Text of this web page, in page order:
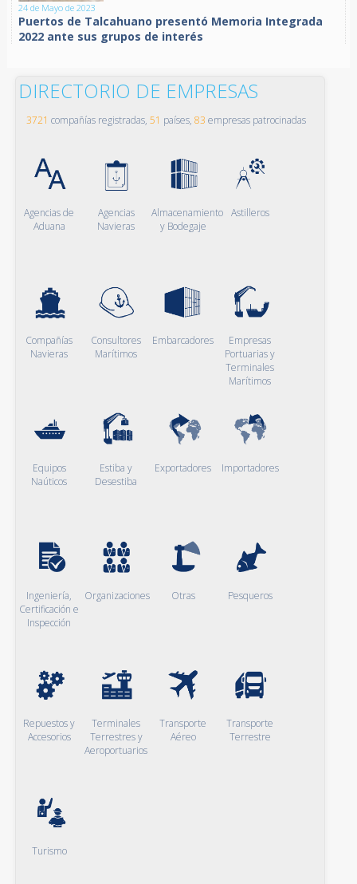
24 de Mayo de 2023
Puertos de Talcahuano presentó Memoria Integrada
2022 ante sus grupos de interés
DIRECTORIO DE EMPRESAS
3721 compañías registradas, 51 países, 83 empresas patrocinadas
Agencias de
Aduana
Agencias
Navieras
Almacenamiento
y Bodegaje
Astilleros
Compañías
Navieras
Consultores
Marítimos
Embarcadores
Empresas
Portuarias y
Terminales
Marítimos
Equipos
Naúticos
Estiba y
Desestiba
Exportadores Importadores
Ingeniería,
Certificación e
Inspección
Organizaciones Otras Pesqueros
Repuestos y
Accesorios
Terminales
Terrestres y
Aeroportuarios
Transporte
Aéreo
Transporte
Terrestre
Turismo